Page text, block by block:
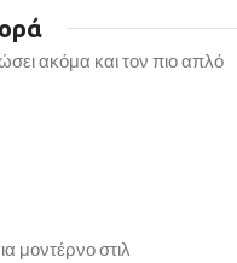
ακόμα και τον πιο απλό
μοντέρνο στιλ